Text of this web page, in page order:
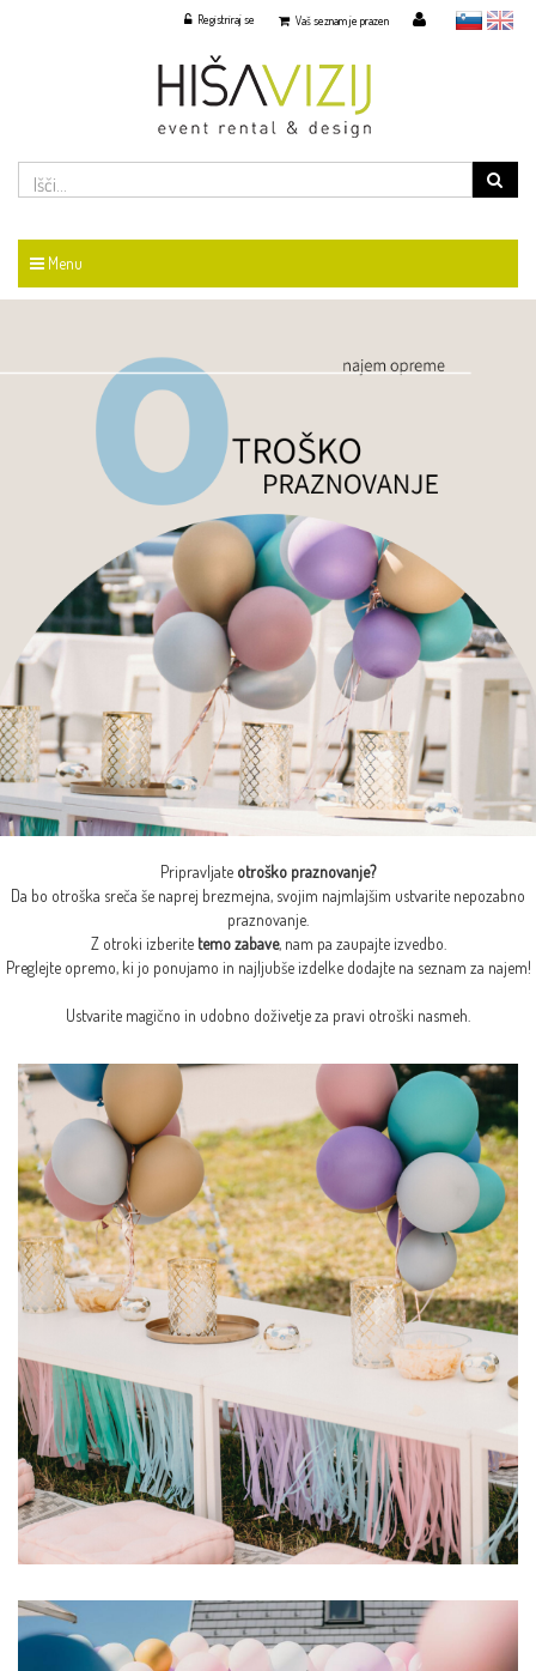
slovensko
English
Vaš seznam je prazen
Registriraj se
Menu
Pripravljate otroško praznovanje?
Da bo otroška sreča še naprej brezmejna, svojim najmlajšim ustvarite nepozabno
praznovanje.
Z otroki izberite temo zabave, nam pa zaupajte izvedbo.
Preglejte opremo, ki jo ponujamo in najljubše izdelke dodajte na seznam za najem!
Ustvarite magično in udobno doživetje za pravi otroški nasmeh.